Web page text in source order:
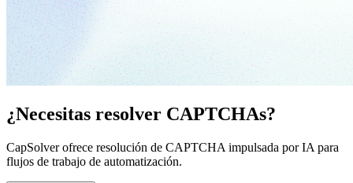
¿Necesitas resolver CAPTCHAs?
CapSolver ofrece resolución de CAPTCHA impulsada por IA para
flujos de trabajo de automatización.